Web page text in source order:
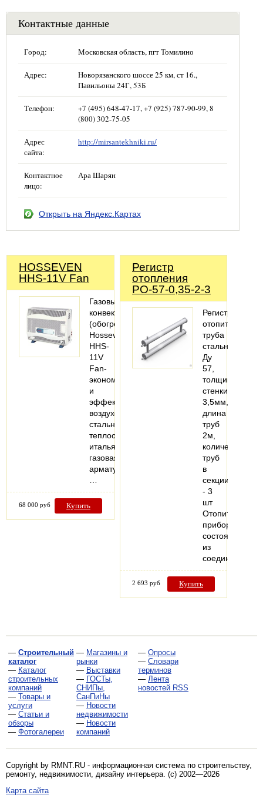
Контактные данные
Город: Московская область, пгт Томилино
Адрес:
Новорязанского шоссе 25 км, ст 16.,
Павильоны 24Г, 53Б
Телефон:
+7 (495) 648-47-17, +7 (925) 787-90-99, 8
(800) 302-75-05
Адрес
сайта:
http://mirsantekhniki.ru/
Контактное
лицо:
Ара Шарян
Открыть на Яндекс.Картах
HOSSEVEN
HHS-11V Fan
Газовый
конвектор
(обогреватель)
Hosseven
HHS-
11V
Fan-
экономичный
и
эффективный
воздухонагреватель,
стальной
теплообменник,
итальянская
газовая
арматура,
68 000 руб Купить
Регистр
отопления
РО-57-0,35-2-3
Регистры
отопительные,
труба
стальная
Ду
57,
толщина
стенки
3,5мм,
длина
труб
2м,
количество
труб
в
секции
- 3
шт
Отопительный
прибор,
состоящий
из
соединенных…
2 693 руб Купить
— Строительный
каталог
— Каталог
строительных
компаний
— Товары и
услуги
— Статьи и
обзоры
— Фотогалереи
— Магазины и
рынки
— Выставки
— ГОСТы,
СНИПы,
СанПиНы
— Новости
недвижимости
— Новости
компаний
— Опросы
— Словари
терминов
— Лента
новостей RSS
Copyright by RMNT.RU - информационная система по строительству,
ремонту, недвижимости, дизайну интерьера. (c) 2002—2026
Карта сайта